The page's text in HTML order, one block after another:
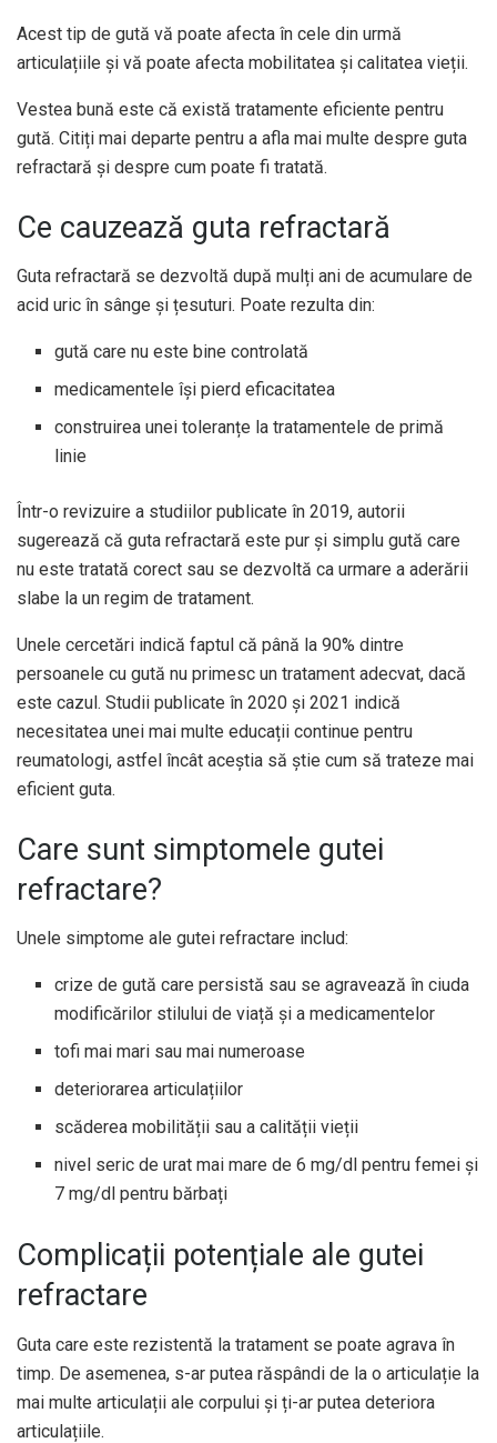
Acest tip de gută vă poate afecta în cele din urmă
articulațiile și vă poate afecta mobilitatea și calitatea vieții.
Vestea bună este că există tratamente eficiente pentru
gută. Citiți mai departe pentru a afla mai multe despre guta
refractară și despre cum poate fi tratată.
Ce cauzează guta refractară
Guta refractară se dezvoltă după mulți ani de acumulare de
acid uric în sânge și țesuturi. Poate rezulta din:
gută care nu este bine controlată
medicamentele își pierd eficacitatea
construirea unei toleranțe la tratamentele de primă
linie
Într-o revizuire a studiilor publicate în 2019, autorii
sugerează că guta refractară este pur și simplu gută care
nu este tratată corect sau se dezvoltă ca urmare a aderării
slabe la un regim de tratament.
Unele cercetări indică faptul că până la 90% dintre
persoanele cu gută nu primesc un tratament adecvat, dacă
este cazul. Studii publicate în 2020 și 2021 indică
necesitatea unei mai multe educații continue pentru
reumatologi, astfel încât aceștia să știe cum să trateze mai
eficient guta.
Care sunt simptomele gutei
refractare?
Unele simptome ale gutei refractare includ:
crize de gută care persistă sau se agravează în ciuda
modificărilor stilului de viață și a medicamentelor
tofi mai mari sau mai numeroase
deteriorarea articulațiilor
scăderea mobilității sau a calității vieții
nivel seric de urat mai mare de 6 mg/dl pentru femei și
7 mg/dl pentru bărbați
Complicații potențiale ale gutei
refractare
Guta care este rezistentă la tratament se poate agrava în
timp. De asemenea, s-ar putea răspândi de la o articulație la
mai multe articulații ale corpului și ți-ar putea deteriora
articulațiile.